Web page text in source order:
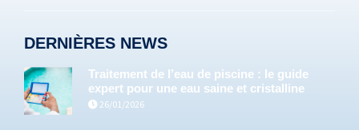
DERNIÈRES NEWS
Traitement de l’eau de piscine : le guide
expert pour une eau saine et cristalline
26/01/2026